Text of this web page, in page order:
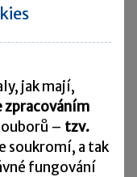
snižuje sazba
období
zdaňovací
jak mají,
zpracováním
– tzv.
soukromí, a tak
fungování